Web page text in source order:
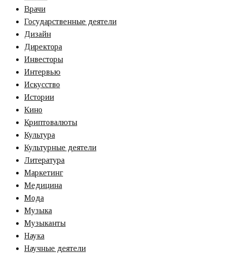
Врачи
Государственные деятели
Дизайн
Директора
Инвесторы
Интервью
Искусство
Истории
Кино
Криптовалюты
Культура
Культурные деятели
Литература
Маркетинг
Медицина
Мода
Музыка
Музыканты
Наука
Научные деятели